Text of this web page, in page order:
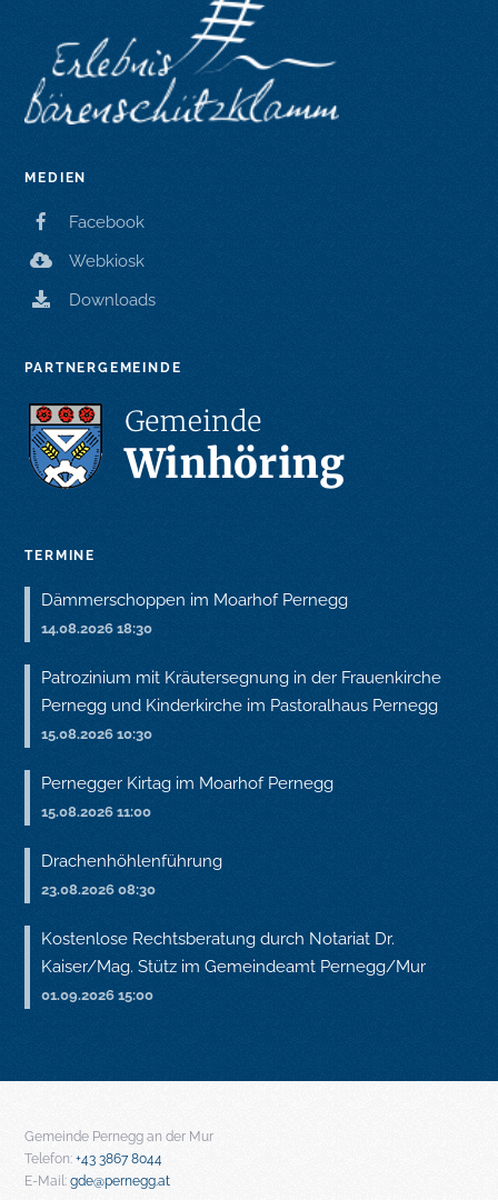
MEDIEN
Facebook
Webkiosk
Downloads
PARTNERGEMEINDE
TERMINE
Dämmerschoppen im Moarhof Pernegg
14.08.2026 18:30
Patrozinium mit Kräutersegnung in der Frauenkirche
Pernegg und Kinderkirche im Pastoralhaus Pernegg
15.08.2026 10:30
Pernegger Kirtag im Moarhof Pernegg
15.08.2026 11:00
Drachenhöhlenführung
23.08.2026 08:30
Kostenlose Rechtsberatung durch Notariat Dr.
Kaiser/Mag. Stütz im Gemeindeamt Pernegg/Mur
01.09.2026 15:00
Gemeinde Pernegg an der Mur
Telefon: +43 3867 8044
E-Mail: gde@pernegg.at